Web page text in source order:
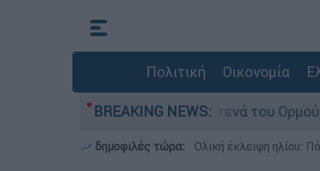
Πολιτική Οικονομία
BREAKING NEWS:
για τα Στενά του Ορμούζ
δημοφιλές τώρα: Ολική έκλειψη ηλίου: